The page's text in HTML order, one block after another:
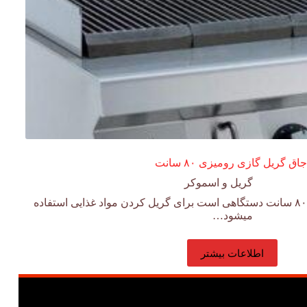
گریل گازی رومیزی ۸۰ سانت
گریل و اسموکر
دستگاه گریل گازی رومیزی ۸۰ سانت دستگاهی است برای گریل کردن مواد غذایی استفاده
میشود…
اطلاعات بیشتر